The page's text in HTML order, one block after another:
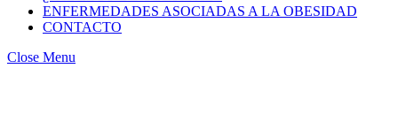
ENFERMEDADES ASOCIADAS A LA OBESIDAD
CONTACTO
Close Menu